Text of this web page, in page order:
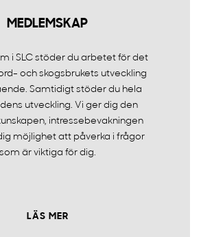
MEDLEMSKAP
i SLC stöder du arbetet för det
och skogsbrukets utveckling
Samtidigt stöder du hela
utveckling. Vi ger dig den
intressebevakningen
möjlighet att påverka i frågor
som är viktiga för dig.
LÄS MER